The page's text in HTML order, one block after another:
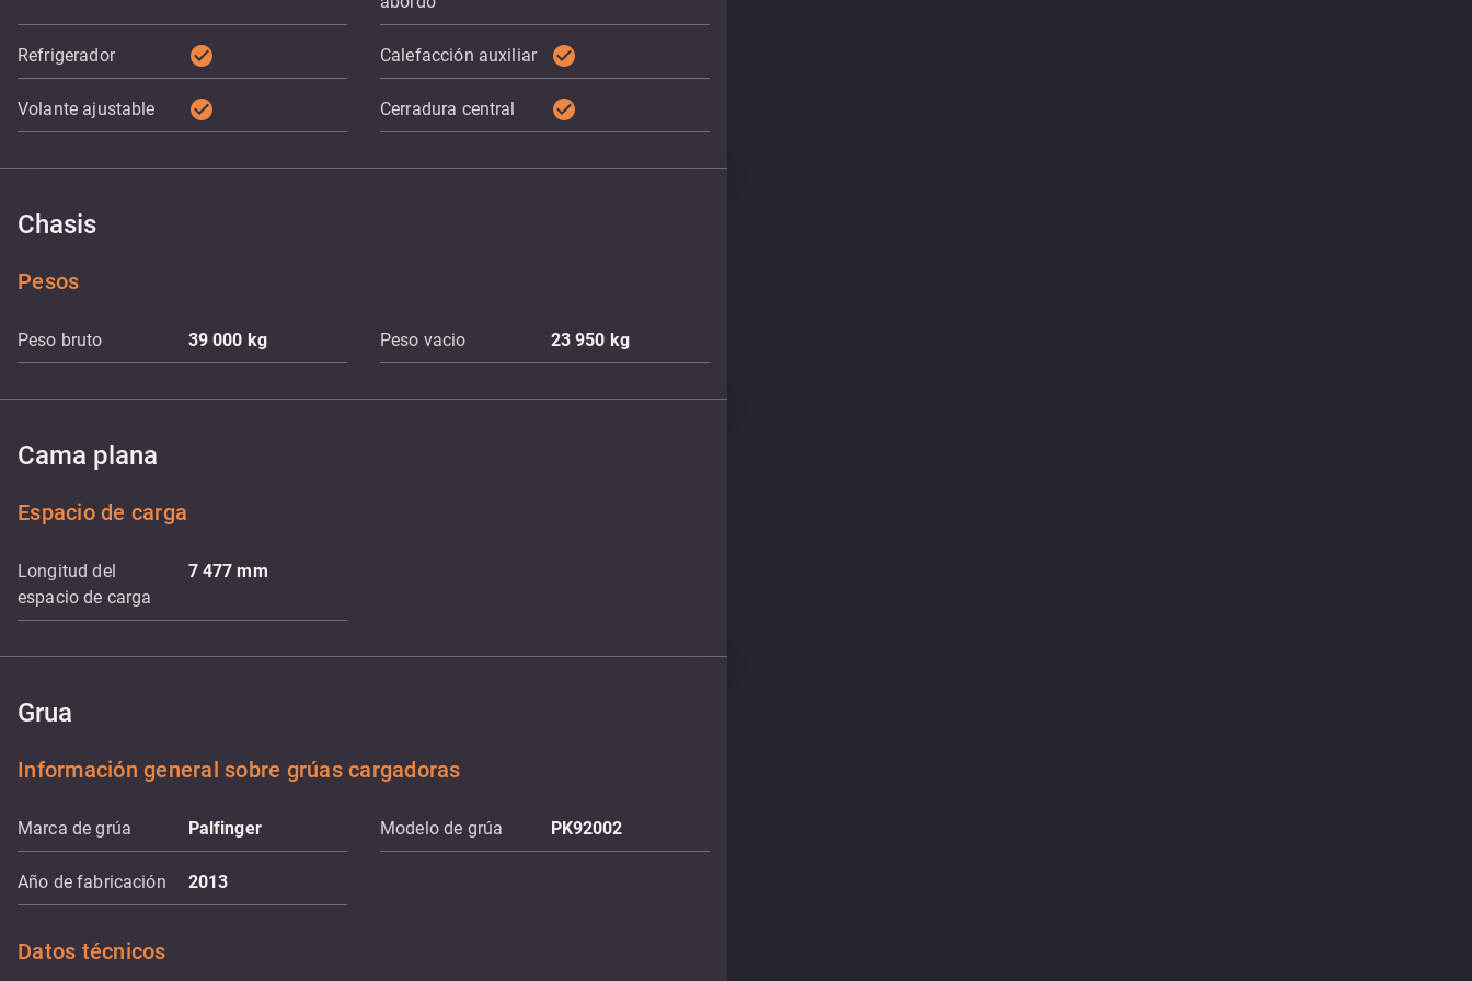
Refrigerador check_circle Calefacción auxiliar check_circle
Volante ajustable check_circle Cerradura central check_circle
Chasis
Pesos
Peso bruto 39 000 kg Peso vacio 23 950 kg
Cama plana
Espacio de carga
Longitud del
espacio de carga
7 477mm
Grua
Información general sobre grúas cargadoras
Marca de grúa Palfinger Modelo de grúa PK92002
Año de fabricación 2013
Datos técnicos